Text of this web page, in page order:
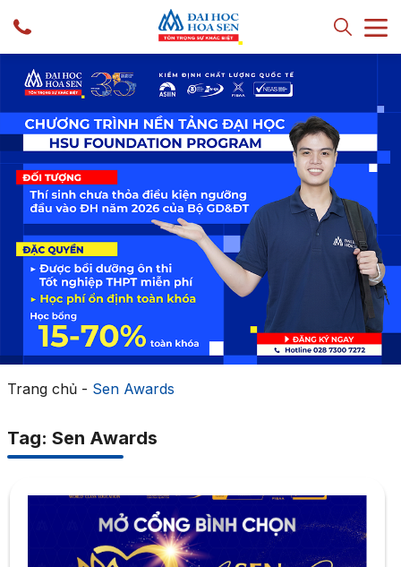
Trang chủ- Sen Awards
Tag: Sen Awards